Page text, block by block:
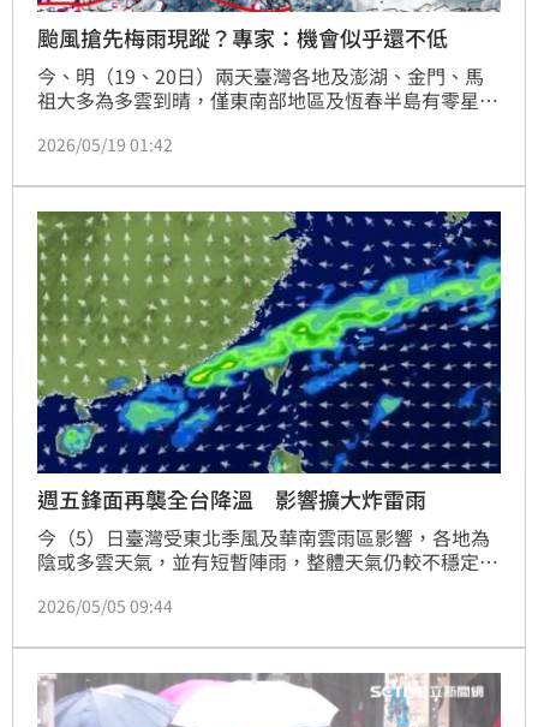
颱風搶先梅雨現蹤？專家：機會似乎還不低
今、明（19、20日）兩天臺灣各地及澎湖、金門、馬
祖大多為多雲到晴，僅東南部地區及恆春半島有零星短
暫雷陣雨。天氣分析師吳聖宇也透露，5月底之前有機
底過後到6月初左右。
2026/05/19 01:42
週五鋒面再襲全台降溫 影響擴大炸雷雨
今（5）日臺灣受東北季風及華南雲雨區影響，各地為
陰或多雲天氣，並有短暫陣雨，整體天氣仍較不穩定，
氣溫方面，預測北部至東部高溫約21至24度、低溫約
度。中北部至東部應該都有明顯的下滑轉涼感受。
2026/05/05 09:44